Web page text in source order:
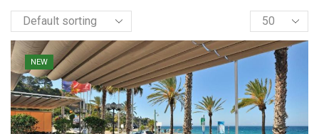
Products
per
page
NEW